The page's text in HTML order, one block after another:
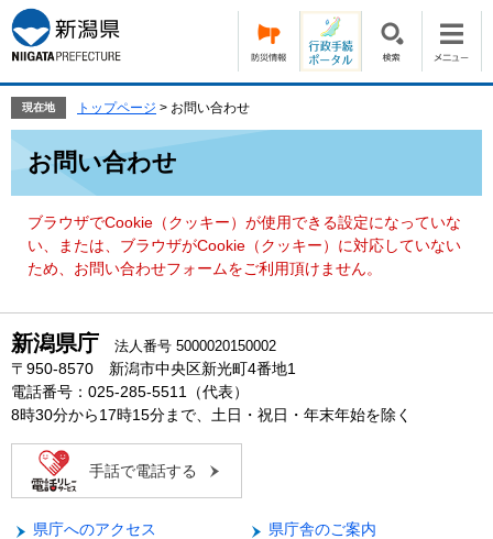
ー
ジ
の
頭
す。
ニ
ュ
ー
飛
て
現在地 トップページ > お問い合わせ
お問い合わせ
ブラウザでCookie（クッキー）が使用できる設定になっていな
い、または、ブラウザがCookie（クッキー）に対応していない
ため、お問い合わせフォームをご利用頂けません。
新潟県庁 法人番号 5000020150002
〒950-8570 新潟市中央区新光町4番地1
電話番号：025-285-5511（代表）
8時30分から17時15分まで、土日・祝日・年末年始を除く
手話で電話する
県庁へのアクセス
県庁舎のご案内